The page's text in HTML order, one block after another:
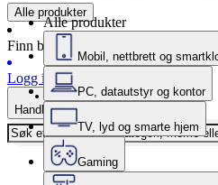
Alle produkter
Finn butikk
Logg inn
Handlekurv
Alle produkter
Mobil, nettbrett og
PC, datautstyr og kontor
TV, lyd og smarte hjem
Gaming